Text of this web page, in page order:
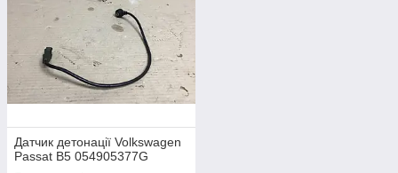
Датчик детонації Volkswagen
Passat B5 054905377G